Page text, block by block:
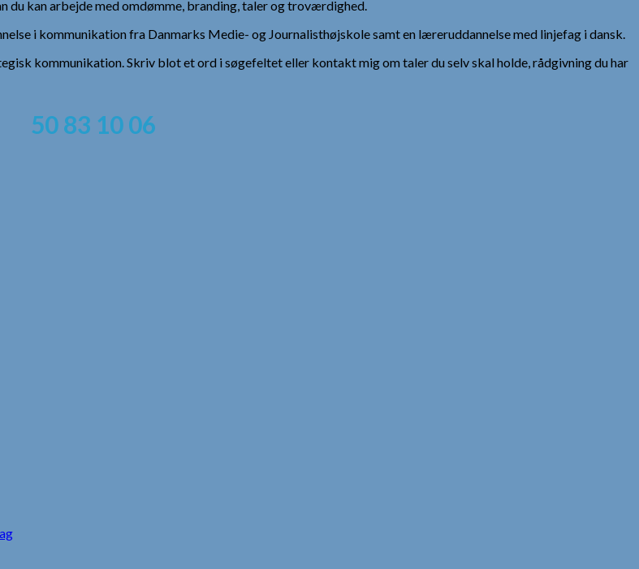
kan arbejde med omdømme, branding, taler og troværdighed.
i kommunikation fra Danmarks Medie- og Journalisthøjskole samt en læreruddannelse med linjefag i dansk.
kommunikation. Skriv blot et ord i søgefeltet eller kontakt mig om taler du selv skal holde, rådgivning du har
50 83 10 06